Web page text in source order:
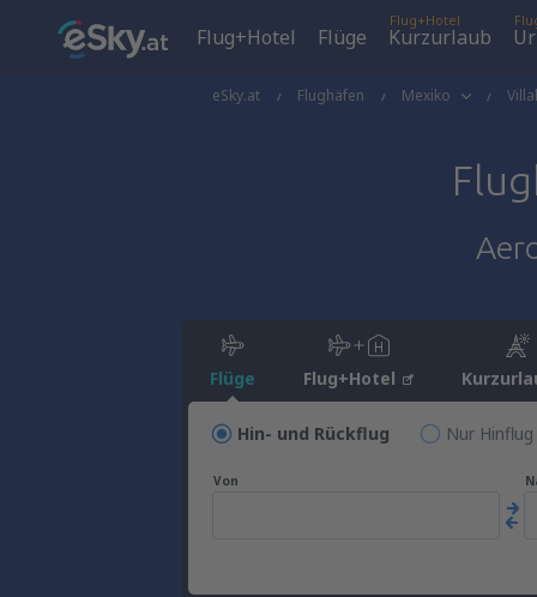
Flug+Hotel Flüge
Flug+Hotel
Kurzurlaub
eSky.at Flughäfen Mexiko
Flüge Flug+Hotel
Hin- und Rückflug Nur Hinflug
Von